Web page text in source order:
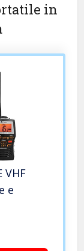
in
VHF
e